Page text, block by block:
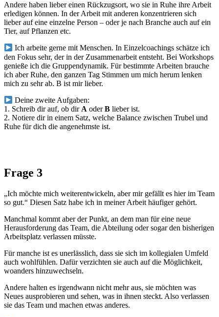
Andere haben lieber einen Rückzugsort, wo sie in Ruhe ihre Arbeit
erledigen können. In der Arbeit mit anderen konzentrieren sich
lieber auf eine einzelne Person – oder je nach Branche auch auf ein
Tier, auf Pflanzen etc.
Ich arbeite gerne mit Menschen. In Einzelcoachings schätze ich
den Fokus sehr, der in der Zusammenarbeit entsteht. Bei Workshops
genieße ich die Gruppendynamik. Für bestimmte Arbeiten brauche
ich aber Ruhe, den ganzen Tag Stimmen um mich herum lenken
mich zu sehr ab. B ist mir lieber.
Deine zweite Aufgaben:
1. Schreib dir auf, ob dir A oderB lieber ist.
2. Notiere dir in einem Satz, welche Balance zwischen Trubel und
Ruhe für dich die angenehmste ist.
Frage 3
„Ich möchte mich weiterentwickeln, aber mir gefällt es hier im Team
so gut.“ Diesen Satz habe ich in meiner Arbeit häufiger gehört.
Manchmal kommt aber der Punkt, an dem man für eine neue
Herausforderung das Team, die Abteilung oder sogar den bisherigen
Arbeitsplatz verlassen müsste.
Für manche ist es unerlässlich, dass sie sich im kollegialen Umfeld
auch wohlfühlen. Dafür verzichten sie auch auf die Möglichkeit,
woanders hinzuwechseln.
Andere halten es irgendwann nicht mehr aus, sie möchten was
Neues ausprobieren und sehen, was in ihnen steckt. Also verlassen
sie das Team und machen etwas anderes.